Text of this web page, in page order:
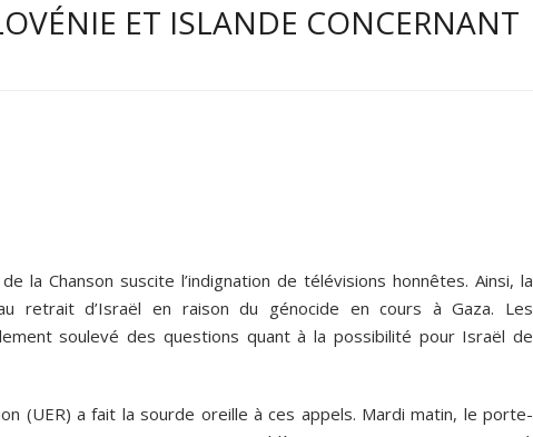
ET ISLANDE CONCERNANT
la Chanson suscite l’indignation de télévisions honnêtes. Ainsi, la
retrait d’Israël en raison du génocide en cours à Gaza. Les
soulevé des questions quant à la possibilité pour Israël de
(UER) a fait la sourde oreille à ces appels. Mardi matin, le porte-